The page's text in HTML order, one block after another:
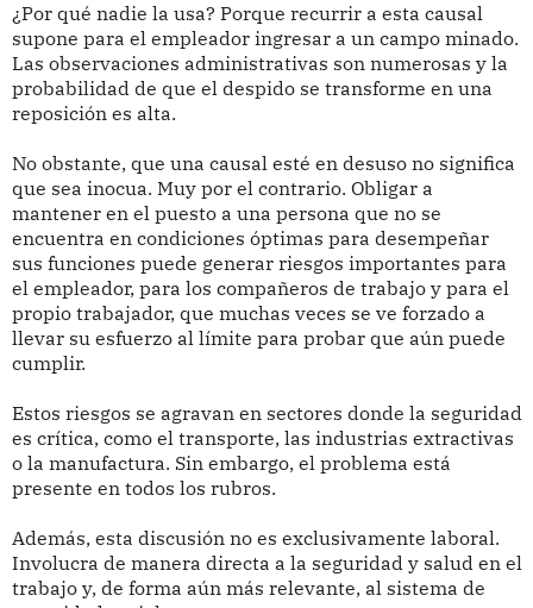
¿Por qué nadie la usa? Porque recurrir a esta causal
supone para el empleador ingresar a un campo minado.
Las observaciones administrativas son numerosas y la
probabilidad de que el despido se transforme en una
reposición es alta.
No obstante, que una causal esté en desuso no significa
que sea inocua. Muy por el contrario. Obligar a
mantener en el puesto a una persona que no se
encuentra en condiciones óptimas para desempeñar
sus funciones puede generar riesgos importantes para
el empleador, para los compañeros de trabajo y para el
propio trabajador, que muchas veces se ve forzado a
llevar su esfuerzo al límite para probar que aún puede
cumplir.
Estos riesgos se agravan en sectores donde la seguridad
es crítica, como el transporte, las industrias extractivas
o la manufactura. Sin embargo, el problema está
presente en todos los rubros.
Además, esta discusión no es exclusivamente laboral.
Involucra de manera directa a la seguridad y salud en el
trabajo y, de forma aún más relevante, al sistema de